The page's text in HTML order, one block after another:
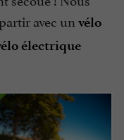
avec un vélo
électrique